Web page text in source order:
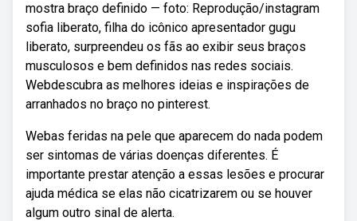
mostra braço definido — foto: Reprodução/instagram
sofia liberato, filha do icônico apresentador gugu
liberato, surpreendeu os fãs ao exibir seus braços
musculosos e bem definidos nas redes sociais.
Webdescubra as melhores ideias e inspirações de
arranhados no braço no pinterest.
Webas feridas na pele que aparecem do nada podem
ser sintomas de várias doenças diferentes. É
importante prestar atenção a essas lesões e procurar
ajuda médica se elas não cicatrizarem ou se houver
algum outro sinal de alerta.